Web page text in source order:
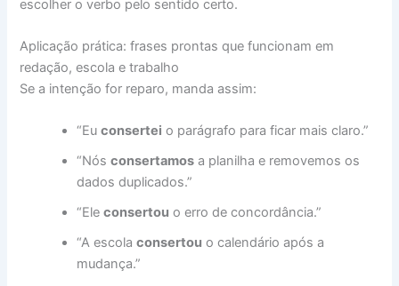
escolher o verbo pelo sentido certo.
Aplicação prática: frases prontas que funcionam em
redação, escola e trabalho
Se a intenção for reparo, manda assim:
“Euconsertei o parágrafo para ficar mais claro.”
“Nósconsertamos a planilha e removemos os
dados duplicados.”
“Eleconsertou o erro de concordância.”
“A escolaconsertou o calendário após a
mudança.”